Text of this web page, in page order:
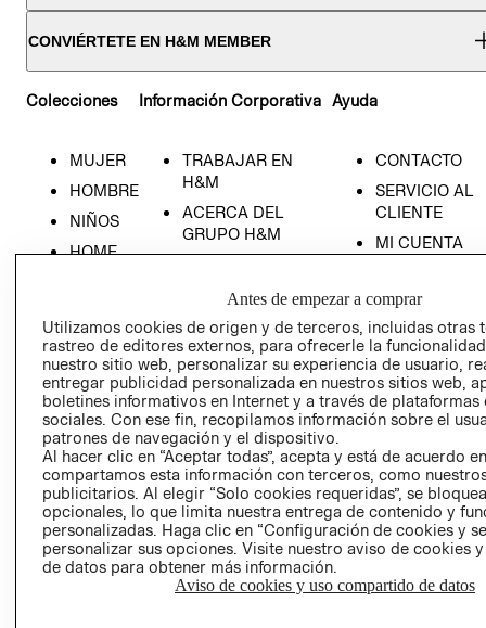
CONVIÉRTETE EN H&M MEMBER
Colecciones
MUJER
HOMBRE
NIÑOS
HOME
Información Corporativa
TRABAJAR EN
H&M
ACERCA DEL
GRUPO H&M
RELACIÓN CON
INVERSIONISTAS
POLÍTICA
EMPRESARIAL
Ayuda
CONTACTO
SERVICIO AL
CLIENTE
MI CUENTA
TIENDAS
- RETIRO EN
TIENDA
TÉRMINOS Y
CONDICIONES
AVISO DE
PRIVACIDAD
GIFT CARD
AVISO DE
COOKIES
Antes de empezar a comprar
Utilizamos cookies de origen y de terceros, incluidas otras
rastreo de editores externos, para ofrecerle la
nuestro sitio web, personalizar su experiencia de usuario,
entregar publicidad personalizada en nuestros sitios web,
boletines informativos en Internet y a través de plataformas
sociales. Con ese fin, recopilamos información sobre el
patrones de navegación y el dispositivo.
Al hacer clic en “Aceptar todas”, acepta y está de acuerdo
compartamos esta información con terceros, como
publicitarios. Al elegir “Solo cookies requeridas”, se
opcionales, lo que limita nuestra entrega de contenido y
personalizadas. Haga clic en “Configuración de cookies y
personalizar sus opciones. Visite nuestro aviso de cookies
de datos para obtener más información.
Aviso de cookies y uso compartido de datos